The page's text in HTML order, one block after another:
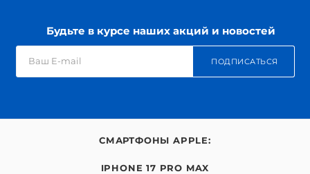
Будьте в курсе наших акций и новостей
ПОДПИСАТЬСЯ
СМАРТФОНЫ APPLE:
IPHONE 17 PRO MAX